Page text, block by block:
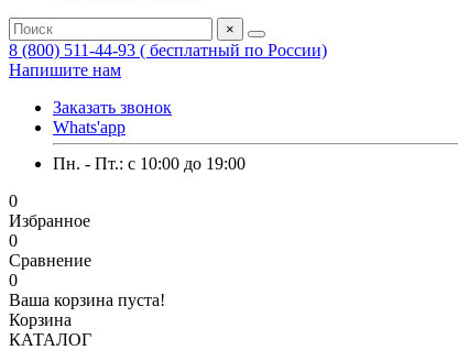
×
8 (800) 511-44-93 ( бесплатный по России)
Напишите нам
Заказать звонок
Whats'app
Пн. - Пт.: c 10:00 до 19:00
0
Избранное
0
Сравнение
0
Ваша корзина пуста!
Корзина
КАТАЛОГ